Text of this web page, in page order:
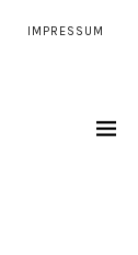
IMPRESSUM